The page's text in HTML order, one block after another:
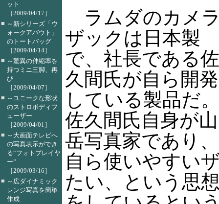
ット
［2009/04/17］
■ ～新シリーズ「ウ
ォークアバウト」
のトートバッグ
［2009/04/14］
■ ～驚異の伸縮率を
持つミニ三脚、再
び
［2009/04/07］
■ ～ユニークな形状
のストロボディフ
ューザー
［2009/04/01］
■ ～大画面テレビへ
の写真表示ができ
る“フォトプレイヤ
ー”
［2009/03/16］
■ ～広ダイナミック
レンジ写真を簡単
作成
ラムダのカメ
ザックは日本製
で、社長である佐
久間氏が自ら開発
している製品だ
佐久間氏自身が山
岳写真家であり、
自ら使いやすい
たい、という思